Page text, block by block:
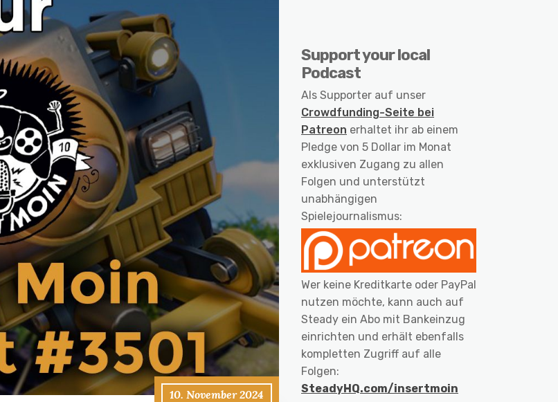
10. November 2024
Support your local
Podcast
Als Supporter auf unser
Crowdfunding-Seite bei
Patreon erhaltet ihr ab einem
Pledge von 5 Dollar im Monat
exklusiven Zugang zu allen
Folgen und unterstützt
unabhängigen
Spielejournalismus:
Wer keine Kreditkarte oder PayPal
nutzen möchte, kann auch auf
Steady ein Abo mit Bankeinzug
einrichten und erhält ebenfalls
kompletten Zugriff auf alle
Folgen:
SteadyHQ.com/insertmoin